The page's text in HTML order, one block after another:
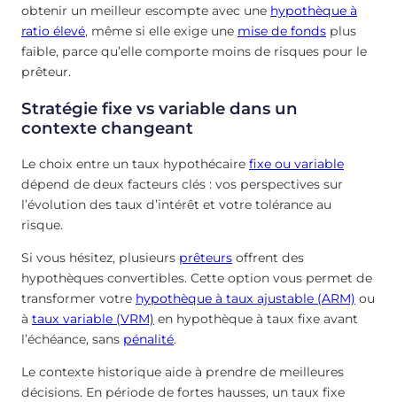
obtenir un meilleur escompte avec une hypothèque à
ratio élevé, même si elle exige une mise de fonds plus
faible, parce qu’elle comporte moins de risques pour le
prêteur.
Stratégie fixe vs variable dans un
contexte changeant
Le choix entre un taux hypothécaire fixe ou variable
dépend de deux facteurs clés : vos perspectives sur
l’évolution des taux d’intérêt et votre tolérance au
risque.
Si vous hésitez, plusieurs prêteurs offrent des
hypothèques convertibles. Cette option vous permet de
transformer votre hypothèque à taux ajustable (ARM) ou
à taux variable (VRM) en hypothèque à taux fixe avant
l’échéance, sans pénalité.
Le contexte historique aide à prendre de meilleures
décisions. En période de fortes hausses, un taux fixe